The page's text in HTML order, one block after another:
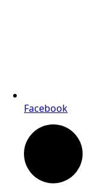
Facebook